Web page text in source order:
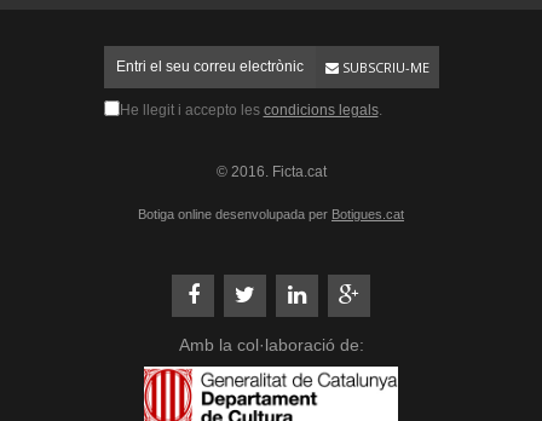
SUBSCRIU-ME
He llegit i accepto les condicions legals.
© 2016. Ficta.cat
Botiga online desenvolupada per Botigues.cat
Amb la col·laboració de: